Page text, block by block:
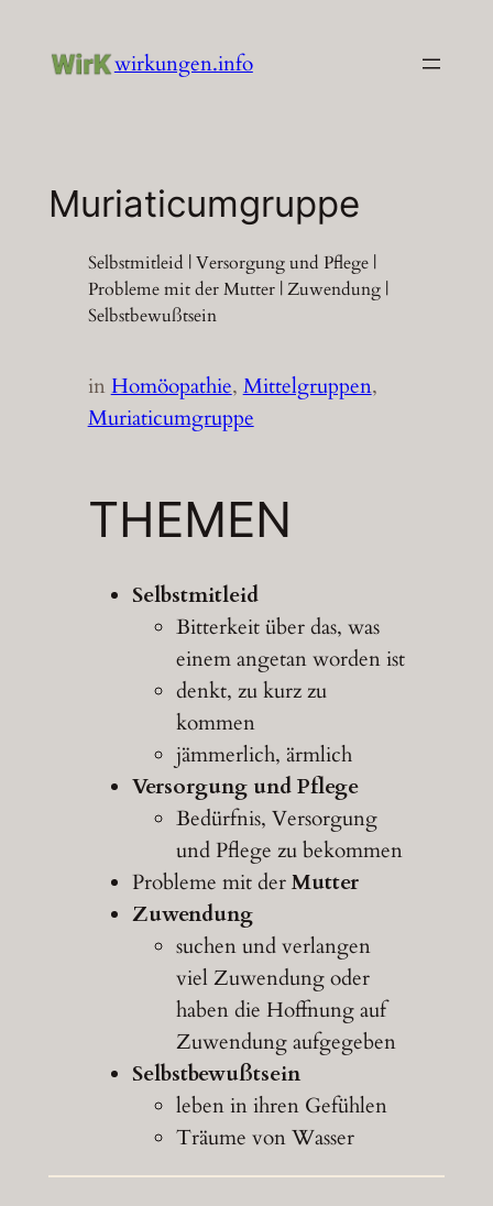
Inhalt
wirkungen.info
Muriaticumgruppe
Selbstmitleid | Versorgung und Pflege |
Probleme mit der Mutter | Zuwendung |
Selbstbewußtsein
inHomöopathie, Mittelgruppen
Muriaticumgruppe
THEMEN
Selbstmitleid
Bitterkeit über das, was
einem angetan worden ist
denkt, zu kurz zu
kommen
jämmerlich, ärmlich
Versorgung und Pflege
Bedürfnis, Versorgung
und Pflege zu bekommen
Probleme mit derMutter
Zuwendung
suchen und verlangen
viel Zuwendung oder
haben die Hoffnung auf
Zuwendung aufgegeben
Selbstbewußtsein
leben in ihren Gefühlen
Träume von Wasser